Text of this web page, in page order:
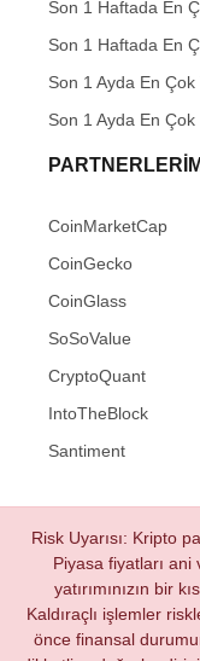
Son 1 Haftada En
Son 1 Haftada En
Son 1 Ayda En
Son 1 Ayda En
CoinMarketCap
CoinGecko
CoinGlass
SoSoValue
CryptoQuant
IntoTheBlock
Santiment
Risk Uyarısı: Kripto
Piyasa fiyatları ani
yatırımınızın bir
Kaldıraçlı işlemler
önce finansal